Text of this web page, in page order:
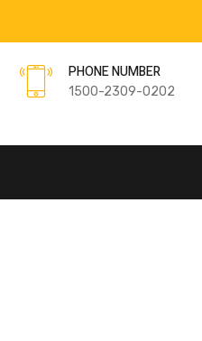
PHONE NUMBER
1500-2309-0202